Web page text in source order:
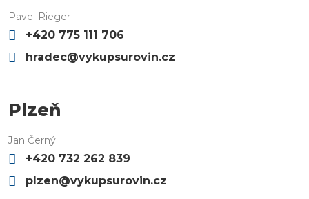
Pavel Rieger
+420 775 111 706
hradec@vykupsurovin.cz
Plzeň
Jan Černý
+420 732 262 839
plzen@vykupsurovin.cz